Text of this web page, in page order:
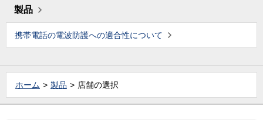
製品
携帯電話の電波防護への適合性について
ホーム 製品 店舗の選択